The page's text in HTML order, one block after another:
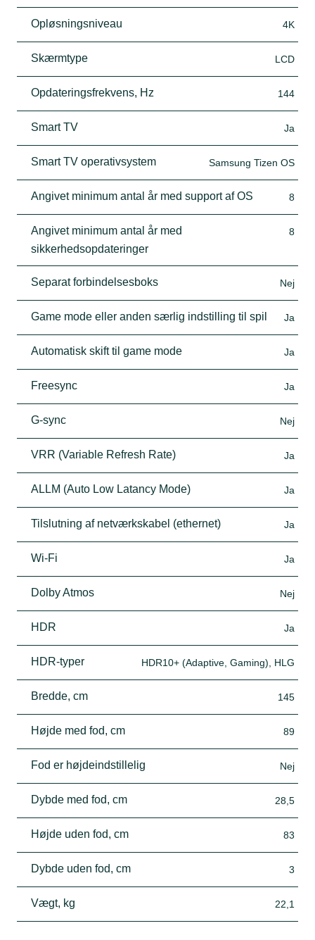
Opløsningsniveau 4K
Skærmtype LCD
Opdateringsfrekvens, Hz 144
Smart TV Ja
Smart TV operativsystem Samsung Tizen OS
Angivet minimum antal år med support af OS 8
Angivet minimum antal år med
sikkerhedsopdateringer
8
Separat forbindelsesboks Nej
Game mode eller anden særlig indstilling til spil Ja
Automatisk skift til game mode Ja
Freesync Ja
G-sync Nej
VRR (Variable Refresh Rate) Ja
ALLM (Auto Low Latancy Mode) Ja
Tilslutning af netværkskabel (ethernet) Ja
Wi-Fi Ja
Dolby Atmos Nej
HDR Ja
HDR-typer HDR10+ (Adaptive, Gaming), HLG
Bredde, cm 145
Højde med fod, cm 89
Fod er højdeindstillelig Nej
Dybde med fod, cm 28,5
Højde uden fod, cm 83
Dybde uden fod, cm 3
Vægt, kg 22,1